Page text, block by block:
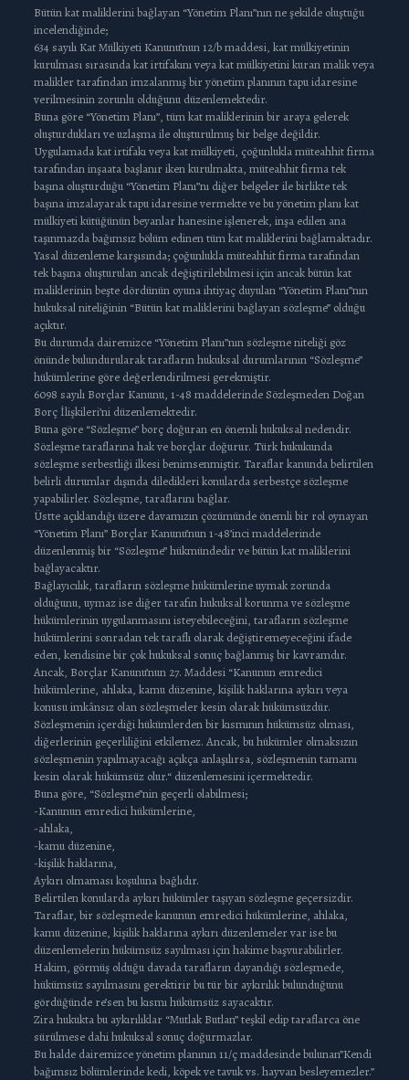
Bütün kat maliklerini bağlayan “Yönetim Planı”nın ne şekilde oluştuğu
incelendiğinde;
634 sayılı Kat Mülkiyeti Kanunu’nun 12/b maddesi, kat mülkiyetinin
kurulması sırasında kat irtifakını veya kat mülkiyetini kuran malik veya
malikler tarafından imzalanmış bir yönetim planının tapu idaresine
verilmesinin zorunlu olduğunu düzenlemektedir.
Buna göre “Yönetim Planı”, tüm kat maliklerinin bir araya gelerek
oluşturdukları ve uzlaşma ile oluşturulmuş bir belge değildir.
Uygulamada kat irtifakı veya kat mülkiyeti, çoğunlukla müteahhit firma
tarafından inşaata başlanır iken kurulmakta, müteahhit firma tek
başına oluşturduğu “Yönetim Planı”nı diğer belgeler ile birlikte tek
başına imzalayarak tapu idaresine vermekte ve bu yönetim planı kat
mülkiyeti kütüğünün beyanlar hanesine işlenerek, inşa edilen ana
taşınmazda bağımsız bölüm edinen tüm kat maliklerini bağlamaktadır.
Yasal düzenleme karşısında; çoğunlukla müteahhit firma tarafından
tek başına oluşturulan ancak değiştirilebilmesi için ancak bütün kat
maliklerinin beşte dördünün oyuna ihtiyaç duyulan “Yönetim Planı”nın
hukuksal niteliğinin “Bütün kat maliklerini bağlayan sözleşme” olduğu
açıktır.
Bu durumda dairemizce “Yönetim Planı”nın sözleşme niteliği göz
önünde bulundurularak tarafların hukuksal durumlarının “Sözleşme”
hükümlerine göre değerlendirilmesi gerekmiştir.
6098 sayılı Borçlar Kanunu, 1-48 maddelerinde Sözleşmeden Doğan
Borç İlişkileri’ni düzenlemektedir.
Buna göre “Sözleşme” borç doğuran en önemli hukuksal nedendir.
Sözleşme taraflarına hak ve borçlar doğurur. Türk hukukunda
sözleşme serbestliği ilkesi benimsenmiştir. Taraflar kanunda belirtilen
belirli durumlar dışında diledikleri konularda serbestçe sözleşme
yapabilirler. Sözleşme, taraflarını bağlar.
Üstte açıklandığı üzere davamızın çözümünde önemli bir rol oynayan
“Yönetim Planı” Borçlar Kanunu’nun 1-48’inci maddelerinde
düzenlenmiş bir “Sözleşme” hükmündedir ve bütün kat maliklerini
bağlayacaktır.
Bağlayıcılık, tarafların sözleşme hükümlerine uymak zorunda
olduğunu, uymaz ise diğer tarafın hukuksal korunma ve sözleşme
hükümlerinin uygulanmasını isteyebileceğini, tarafların sözleşme
hükümlerini sonradan tek taraflı olarak değiştiremeyeceğini ifade
eden, kendisine bir çok hukuksal sonuç bağlanmış bir kavramdır.
Ancak, Borçlar Kanunu’nun 27. Maddesi “Kanunun emredici
hükümlerine, ahlaka, kamu düzenine, kişilik haklarına aykırı veya
konusu imkânsız olan sözleşmeler kesin olarak hükümsüzdür.
Sözleşmenin içerdiği hükümlerden bir kısmının hükümsüz olması,
diğerlerinin geçerliliğini etkilemez. Ancak, bu hükümler olmaksızın
sözleşmenin yapılmayacağı açıkça anlaşılırsa, sözleşmenin tamamı
kesin olarak hükümsüz olur.“ düzenlemesini içermektedir.
Buna göre, “Sözleşme”nin geçerli olabilmesi;
-Kanunun emredici hükümlerine,
-ahlaka,
-kamu düzenine,
-kişilik haklarına,
Aykırı olmaması koşuluna bağlıdır.
Belirtilen konularda aykırı hükümler taşıyan sözleşme geçersizdir.
Taraflar, bir sözleşmede kanunun emredici hükümlerine, ahlaka,
kamu düzenine, kişilik haklarına aykırı düzenlemeler var ise bu
düzenlemelerin hükümsüz sayılması için hakime başvurabilirler.
Hakim, görmüş olduğu davada tarafların dayandığı sözleşmede,
hükümsüz sayılmasını gerektirir bu tür bir aykırılık bulunduğunu
gördüğünde re’sen bu kısmı hükümsüz sayacaktır.
Zira hukukta bu aykırılıklar “Mutlak Butlan” teşkil edip taraflarca öne
sürülmese dahi hukuksal sonuç doğurmazlar.
Bu halde dairemizce yönetim planının 11/ç maddesinde bulunan”Kendi
bağımsız bölümlerinde kedi, köpek ve tavuk vs. hayvan besleyemezler.”